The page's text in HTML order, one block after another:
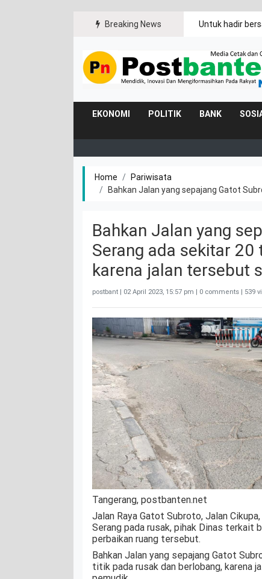
Breaking News Untuk hadir
EKONOMI POLITIK BANK
Home
Pariwisata
Bahkan Jalan yang sepajang Gatot
Bahkan Jalan yang
Serang ada sekitar
karena jalan tersebut
postbant | 02 April 2023, 15:57 pm | 0 comments | 539
Tangerang, postbanten.net
Jalan Raya Gatot Subroto, Jalan
Serang pada rusak, pihak Dinas terkait
perbaikan ruang tersebut.
Bahkan Jalan yang sepajang Gatot
titik pada rusak dan berlobang, karena